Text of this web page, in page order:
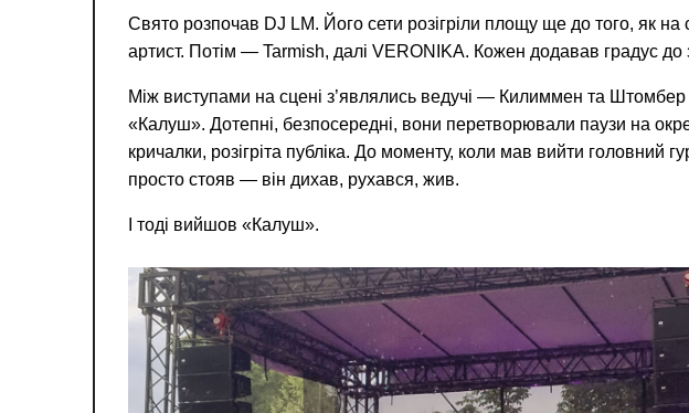
Свято розпочав DJ LM. Його сети розігріли площу ще до того, як
артист. Потім — Tarmish, далі VERONIKA. Кожен додавав градус до
Між виступами на сцені з’являлись ведучі — Килиммен та
«Калуш». Дотепні, безпосередні, вони перетворювали паузи на
кричалки, розігріта публіка. До моменту, коли мав вийти головний
просто стояв — він дихав, рухався, жив.
І тоді вийшов «Калуш».